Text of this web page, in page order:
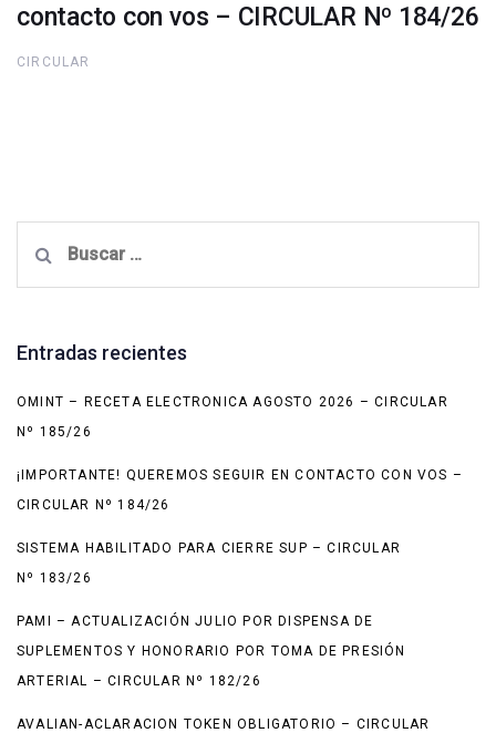
contacto con vos – CIRCULAR Nº 184/26
CIRCULAR
Entradas recientes
OMINT – RECETA ELECTRONICA AGOSTO 2026 – CIRCULAR
Nº 185/26
¡IMPORTANTE! QUEREMOS SEGUIR EN CONTACTO CON VOS –
CIRCULAR Nº 184/26
SISTEMA HABILITADO PARA CIERRE SUP – CIRCULAR
Nº 183/26
PAMI – ACTUALIZACIÓN JULIO POR DISPENSA DE
SUPLEMENTOS Y HONORARIO POR TOMA DE PRESIÓN
ARTERIAL – CIRCULAR Nº 182/26
AVALIAN-ACLARACION TOKEN OBLIGATORIO – CIRCULAR